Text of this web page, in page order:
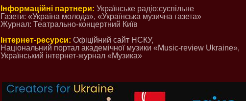
Інформаційні партнери: Українське радіо:суспільне
Газети: «Україна молода», «Українська музична газета»
Журнал: Театрально-концертний Київ
Інтернет-ресурси: Офіційний сайт НСКУ,
Національний портал академічної музики «Musіc-review Ukraine»,
Український інтернет-журнал «Музика»